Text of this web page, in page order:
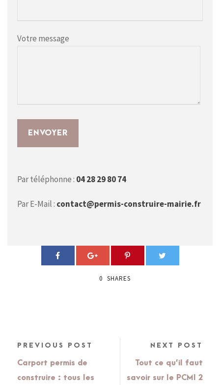
Votre message
Par téléphonne : 04 28 29 80 74
Par E-Mail : contact@permis-construire-mairie.fr
0 SHARES
PREVIOUS POST
Carport permis de
construire : tous les
NEXT POST
Tout ce qu’il faut
savoir sur le PCMI 2